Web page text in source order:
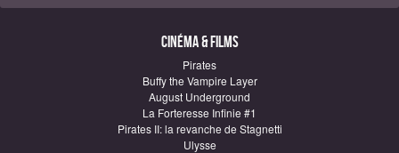
Cinéma & Films
Pirates
Buffy the Vampire Layer
August Underground
La Forteresse Infinie #1
Pirates II: la revanche de Stagnetti
Ulysse